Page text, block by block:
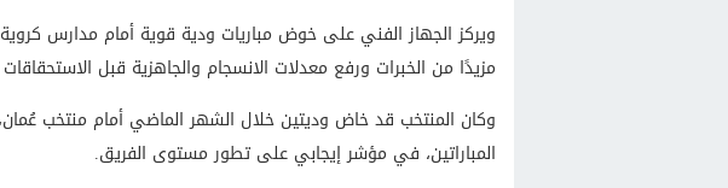
ويركز الجهاز الفني على خوض مباريات ودية قوية أمام مدارس
مزيدًا من الخبرات ورفع معدلات الانسجام والجاهزية قبل الاستحقاقات
وكان المنتخب قد خاض وديتين خلال الشهر الماضي أمام منتخب
المباراتين، في مؤشر إيجابي على تطور مستوى الفريق.